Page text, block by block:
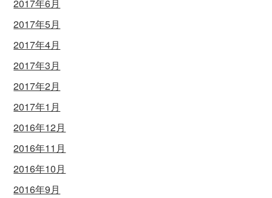
2017年6月
2017年5月
2017年4月
2017年3月
2017年2月
2017年1月
2016年12月
2016年11月
2016年10月
2016年9月